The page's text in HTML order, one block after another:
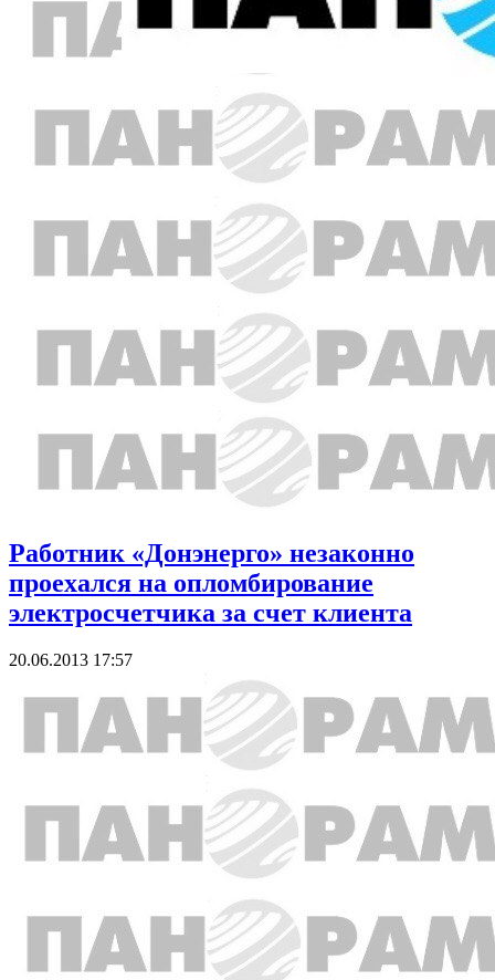
Работник «Донэнерго» незаконно
проехался на опломбирование
электросчетчика за счет клиента
20.06.2013 17:57